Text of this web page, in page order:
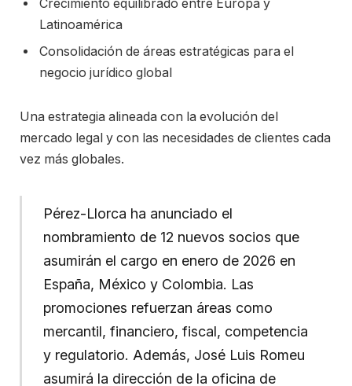
Crecimiento equilibrado entre Europa y
Latinoamérica
Consolidación de áreas estratégicas para el
negocio jurídico global
Una estrategia alineada con la evolución del
mercado legal y con las necesidades de clientes cada
vez más globales.
Pérez-Llorca ha anunciado el
nombramiento de 12 nuevos socios que
asumirán el cargo en enero de 2026 en
España, México y Colombia. Las
promociones refuerzan áreas como
mercantil, financiero, fiscal, competencia
y regulatorio. Además, José Luis Romeu
asumirá la dirección de la oficina de